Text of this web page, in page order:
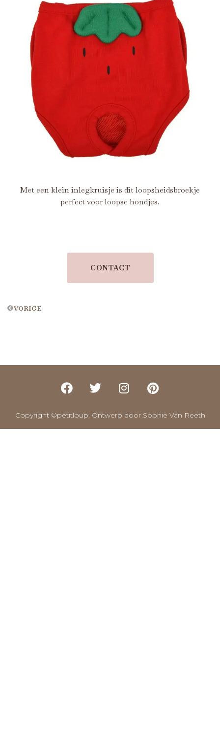
Met een klein inlegkruisje is dit loopsheidsbroekje
perfect voor loopse hondjes.
CONTACT
VORIGE
Copyright ©petitloup. Ontwerp door Sophie Van Reeth